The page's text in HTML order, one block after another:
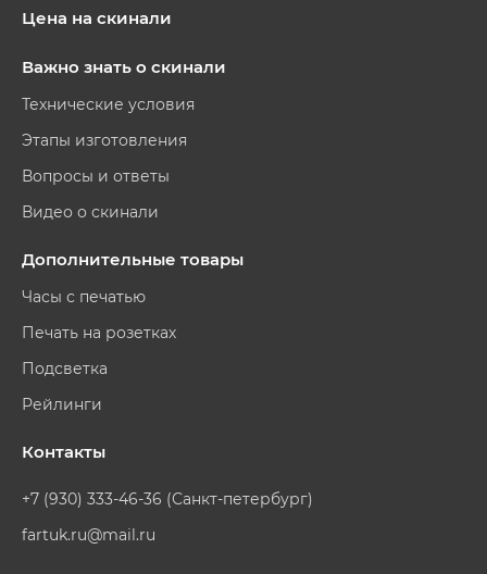
Цена на скинали
Важно знать о скинали
Технические условия
Этапы изготовления
Вопросы и ответы
Видео о скинали
Дополнительные товары
Часы с печатью
Печать на розетках
Подсветка
Рейлинги
Контакты
+7 (930) 333-46-36 (Санкт-петербург)
fartuk.ru@mail.ru